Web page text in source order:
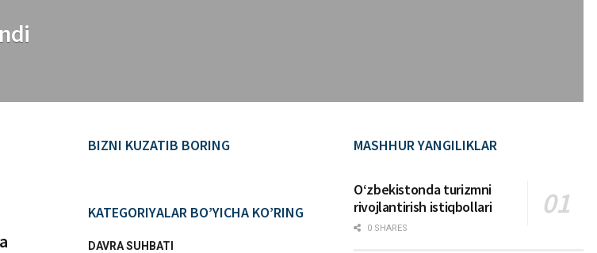
BIZNI KUZATIB BORING
KATEGORIYALAR BO’YICHA KO’RING
DAVRA SUHBATI
MASHHUR YANGILIKLAR
Oʻzbekistonda turizmni
rivojlantirish istiqbollari
0 SHARES